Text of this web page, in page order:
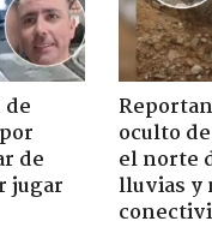
de
jugar
oculto
el norte
lluvias y